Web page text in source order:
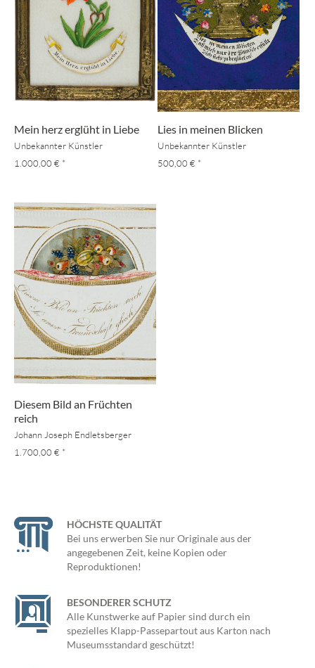
Mein herz erglüht in Liebe
Unbekannter Künstler
1.000,00 € *
Lies in meinen Blicken
Unbekannter Künstler
500,00 € *
Diesem Bild an Früchten
reich
Johann Joseph Endletsberger
1.700,00 € *
HÖCHSTE QUALITÄT
Bei uns erwerben Sie nur Originale aus der
angegebenen Zeit, keine Kopien oder
Reproduktionen!
BESONDERER SCHUTZ
Alle Kunstwerke auf Papier sind durch ein
spezielles Klapp-Passepartout aus Karton nach
Museumsstandard geschützt!